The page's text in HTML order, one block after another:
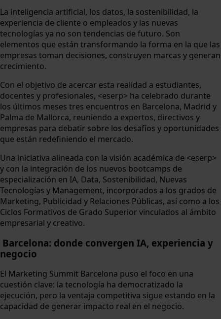
La inteligencia artificial, los datos, la sostenibilidad, la
experiencia de cliente o empleados y las nuevas
tecnologías ya no son tendencias de futuro. Son
elementos que están transformando la forma en la que las
empresas toman decisiones, construyen marcas y generan
crecimiento.
Con el objetivo de acercar esta realidad a estudiantes,
docentes y profesionales, <eserp> ha celebrado durante
los últimos meses tres encuentros en Barcelona, Madrid y
Palma de Mallorca, reuniendo a expertos, directivos y
empresas para debatir sobre los desafíos y oportunidades
que están redefiniendo el mercado.
Una iniciativa alineada con la visión académica de <eserp>
y con la integración de los nuevos bootcamps de
especialización en IA, Data, Sostenibilidad, Nuevas
Tecnologías y Management, incorporados a los grados de
Marketing, Publicidad y Relaciones Públicas, así como a los
Ciclos Formativos de Grado Superior vinculados al ámbito
empresarial y creativo.
Barcelona: donde convergen IA, experiencia y
negocio
El Marketing Summit Barcelona puso el foco en una
cuestión clave: la tecnología ha democratizado la
ejecución, pero la ventaja competitiva sigue estando en la
capacidad de generar impacto real en el negocio.